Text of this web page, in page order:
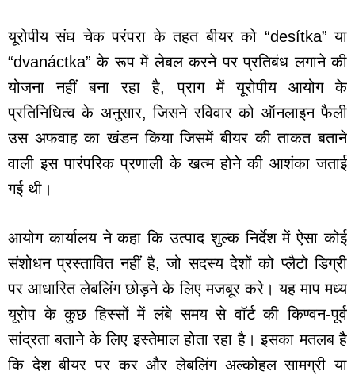
यूरोपीय संघ चेक परंपरा के तहत बीयर को “desítka” या
“dvanáctka” के रूप में लेबल करने पर प्रतिबंध लगाने की
योजना नहीं बना रहा है, प्राग में यूरोपीय आयोग के
प्रतिनिधित्व के अनुसार, जिसने रविवार को ऑनलाइन फैली
उस अफवाह का खंडन किया जिसमें बीयर की ताकत बताने
वाली इस पारंपरिक प्रणाली के खत्म होने की आशंका जताई
गई थी।
आयोग कार्यालय ने कहा कि उत्पाद शुल्क निर्देश में ऐसा कोई
संशोधन प्रस्तावित नहीं है, जो सदस्य देशों को प्लैटो डिग्री
पर आधारित लेबलिंग छोड़ने के लिए मजबूर करे। यह माप मध्य
यूरोप के कुछ हिस्सों में लंबे समय से वॉर्ट की किण्वन-पूर्व
सांद्रता बताने के लिए इस्तेमाल होता रहा है। इसका मतलब है
कि देश बीयर पर कर और लेबलिंग अल्कोहल सामग्री या